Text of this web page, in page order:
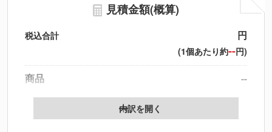
見積金額(概算)
税込合計 円
(1個あたり約--円)
商品
--
送料
※北海道・沖縄・離島 別途
内訳を開く